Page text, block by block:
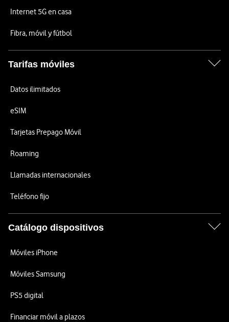
Internet 5G en casa
Fibra, móvil y fútbol
Tarifas móviles
Datos ilimitados
eSIM
Tarjetas Prepago Móvil
Roaming
Llamadas internacionales
Teléfono fijo
Catálogo dispositivos
Móviles iPhone
Móviles Samsung
PS5 digital
Financiar móvil a plazos